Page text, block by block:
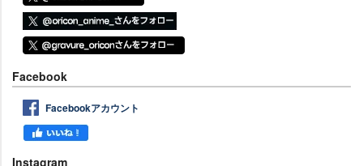
Facebook
Facebookアカウント
Instagram